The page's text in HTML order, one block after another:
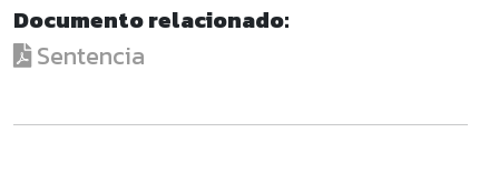
Documento relacionado:
Sentencia